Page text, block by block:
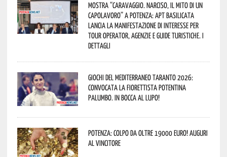
Mostra “Caravaggio. Narciso, il mito di un
capolavoro” a Potenza: APT Basilicata
lancia la manifestazione di interesse per
Tour Operator, Agenzie e Guide Turistiche. I
dettagli
Giochi del Mediterraneo Taranto 2026:
convocata la fiorettista potentina
Palumbo. In bocca al lupo!
Potenza: colpo da oltre 19000 Euro! Auguri
al vincitore